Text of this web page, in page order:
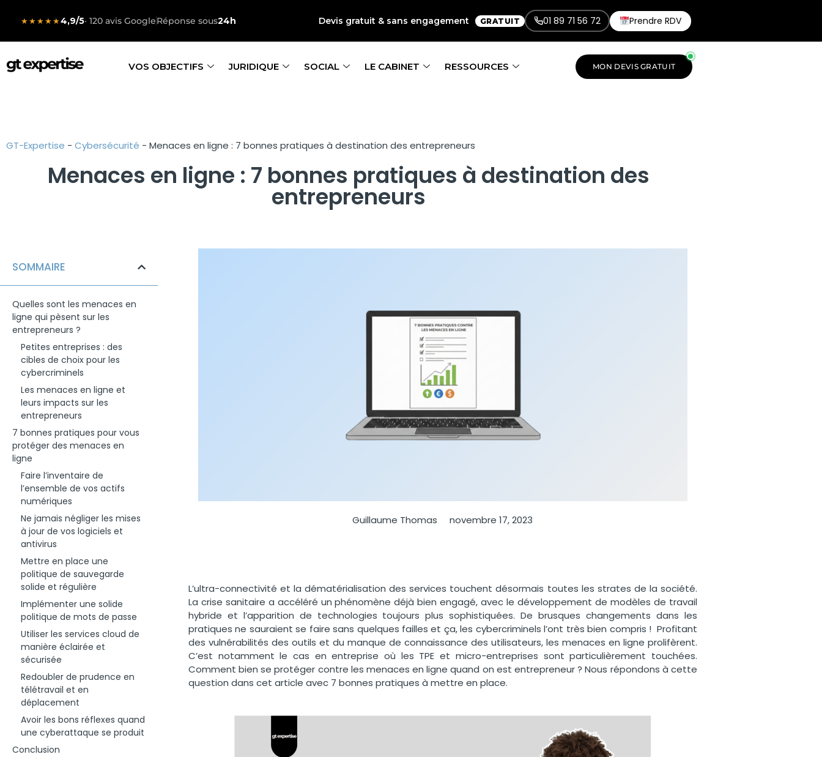
★★★★★4,9/5· 120 avis GoogleRéponse sous24h Devis gratuit & sans engagement GRATUIT 01 89 71 56 72 Prendre RDV
VOS OBJECTIFS JURIDIQUE SOCIAL LE CABINET RESSOURCES MON DEVIS GRATUIT
GT-Expertise - Cybersécurité - Menaces en ligne : 7 bonnes pratiques à destination des entrepreneurs
Menaces en ligne : 7 bonnes pratiques à destination des
entrepreneurs
SOMMAIRE
Quelles sont les menaces en
ligne qui pèsent sur les
entrepreneurs ?
Petites entreprises : des
cibles de choix pour les
cybercriminels
Les menaces en ligne et
leurs impacts sur les
entrepreneurs
7 bonnes pratiques pour vous
protéger des menaces en
ligne
Faire l’inventaire de
l’ensemble de vos actifs
numériques
Ne jamais négliger les mises
à jour de vos logiciels et
antivirus
Mettre en place une
politique de sauvegarde
solide et régulière
Implémenter une solide
politique de mots de passe
Utiliser les services cloud de
manière éclairée et
sécurisée
Redoubler de prudence en
télétravail et en
déplacement
Avoir les bons réflexes quand
une cyberattaque se produit
Conclusion
Guillaume Thomas novembre 17, 2023
L’ultra-connectivité et la dématérialisation des services touchent désormais toutes les strates de la société.
La crise sanitaire a accéléré un phénomène déjà bien engagé, avec le développement de modèles de travail
hybride et l’apparition de technologies toujours plus sophistiquées. De brusques changements dans les
pratiques ne sauraient se faire sans quelques failles et ça, les cybercriminels l’ont très bien compris ! Profitant
des vulnérabilités des outils et du manque de connaissance des utilisateurs, les menaces en ligne prolifèrent.
C’est notamment le cas en entreprise où les TPE et micro-entreprises sont particulièrement touchées.
Comment bien se protéger contre les menaces en ligne quand on est entrepreneur ? Nous répondons à cette
question dans cet article avec 7 bonnes pratiques à mettre en place.